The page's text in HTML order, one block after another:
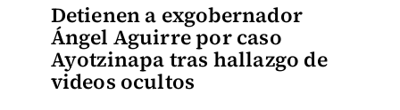
Detienen a exgobernador
Ángel Aguirre por caso
Ayotzinapa tras hallazgo de
videos ocultos